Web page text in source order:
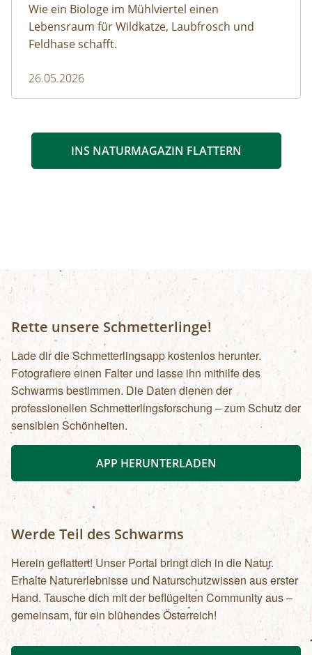
Wie ein Biologe im Mühlviertel einen
Lebensraum für Wildkatze, Laubfrosch und
Feldhase schafft.
26.05.2026
INS NATURMAGAZIN FLATTERN
Rette unsere Schmetterlinge!
Lade dir die Schmetterlingsapp kostenlos herunter.
Fotografiere einen Falter und lasse ihn mithilfe des
Schwarms bestimmen. Die Daten dienen der
professionellen Schmetterlingsforschung – zum Schutz der
sensiblen Schönheiten.
APP HERUNTERLADEN
Werde Teil des Schwarms
Herein geflattert! Unser Portal bringt dich in die Natur.
Erhalte Naturerlebnisse und Naturschutzwissen aus erster
Hand. Tausche dich mit der beflügelten Community aus –
gemeinsam, für ein blühendes Österreich!